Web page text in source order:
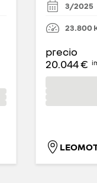
3/2025
23.800
precio
20.044 €